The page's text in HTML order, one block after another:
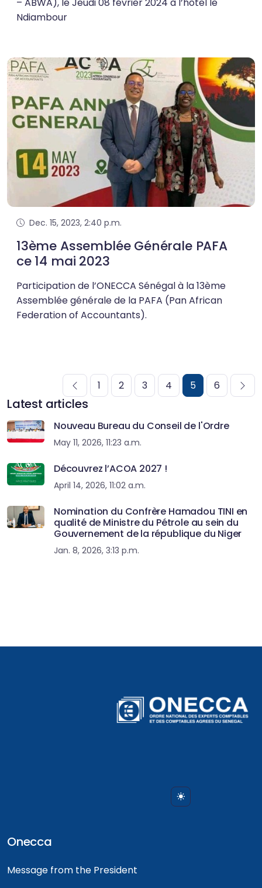
– ABWA), le Jeudi 08 février 2024 à l’hôtel le
Ndiambour
Dec. 15, 2023, 2:40 p.m.
13ème Assemblée Générale PAFA
ce 14 mai 2023
Participation de l’ONECCA Sénégal à la 13ème
Assemblée générale de la PAFA (Pan African
Federation of Accountants).
1 2 3 4 5 6
Latest articles
Nouveau Bureau du Conseil de l'Ordre
May 11, 2026, 11:23 a.m.
Découvrez l’ACOA 2027 !
April 14, 2026, 11:02 a.m.
Nomination du Confrère Hamadou TINI en
qualité de Ministre du Pétrole au sein du
Gouvernement de la république du Niger
Jan. 8, 2026, 3:13 p.m.
Onecca
Message from the President